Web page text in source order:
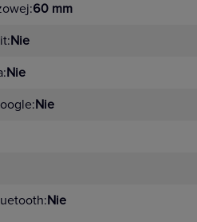
60 mm
Nie
Nie
Nie
Nie